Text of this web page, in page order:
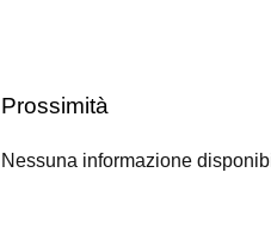
Prossimità
Nessuna informazione